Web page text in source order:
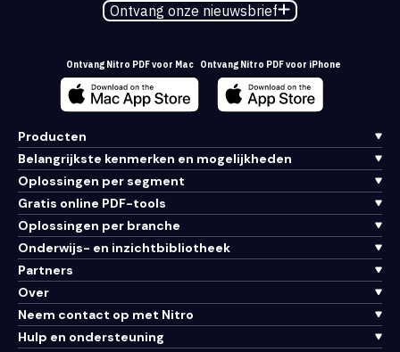
Ontvang onze nieuwsbrief
Ontvang Nitro PDF voor Mac Ontvang Nitro PDF voor iPhone
Producten
Belangrijkste kenmerken en mogelijkheden
Oplossingen per segment
Gratis online PDF-tools
Oplossingen per branche
Onderwijs- en inzichtbibliotheek
Partners
Over
Neem contact op met Nitro
Hulp en ondersteuning